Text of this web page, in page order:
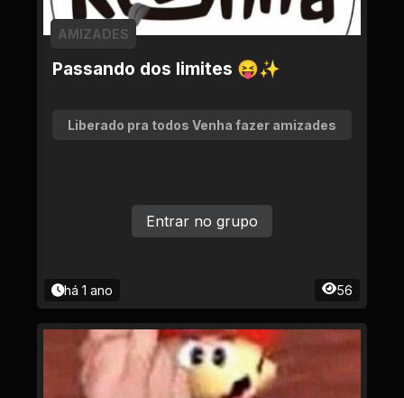
Passando dos limites 😝✨
AMIZADES
Liberado pra todos Venha fazer amizades
há 1 ano 56
Entrar no grupo